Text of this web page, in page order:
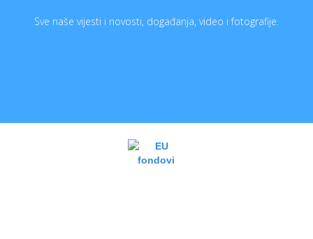
Sve naše vijesti i novosti, događanja, video i fotografije.